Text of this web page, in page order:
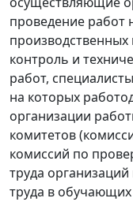
проведение работ
производственных
контроль и
работ,
на которых
организации
комитетов
комиссий по
труда
труда в обучающих